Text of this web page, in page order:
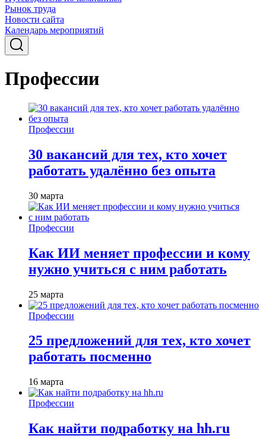
Рынок труда
Новости сайта
Календарь мероприятий
Профессии
Профессии
30 вакансий для тех, кто хочет
работать удалённо без опыта
30 марта
Профессии
Как ИИ меняет профессии и кому
нужно учиться с ним работать
25 марта
Профессии
25 предложений для тех, кто хочет
работать посменно
16 марта
Профессии
Как найти подработку на hh.ru